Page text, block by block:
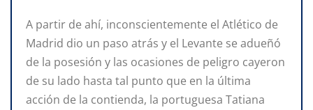
A partir de ahí, inconscientemente el Atlético de
Madrid dio un paso atrás y el Levante se adueñó
de la posesión y las ocasiones de peligro cayeron
de su lado hasta tal punto que en la última
acción de la contienda, la portuguesa Tatiana